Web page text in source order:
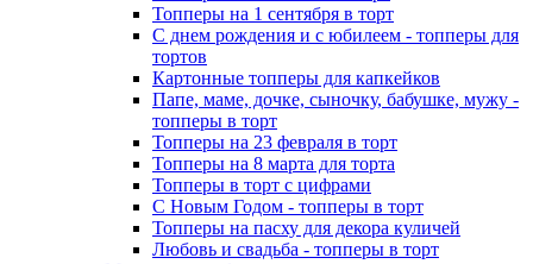
Топперы на 1 сентября в торт
С днем рождения и с юбилеем - топперы для
тортов
Картонные топперы для капкейков
Папе, маме, дочке, сыночку, бабушке, мужу -
топперы в торт
Топперы на 23 февраля в торт
Топперы на 8 марта для торта
Топперы в торт с цифрами
С Новым Годом - топперы в торт
Топперы на пасху для декора куличей
Любовь и свадьба - топперы в торт